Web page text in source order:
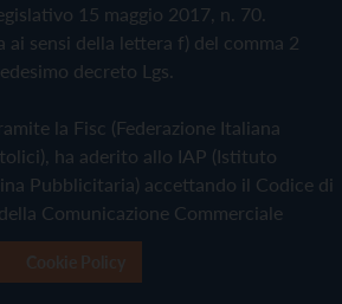
15 maggio 2017, n. 70.
ai sensi della lettera f) del comma 2
decreto Lgs.
la Fisc (Federazione Italiana
ha aderito allo IAP (Istituto
Pubblicitaria) accettando il Codice di
Comunicazione Commerciale